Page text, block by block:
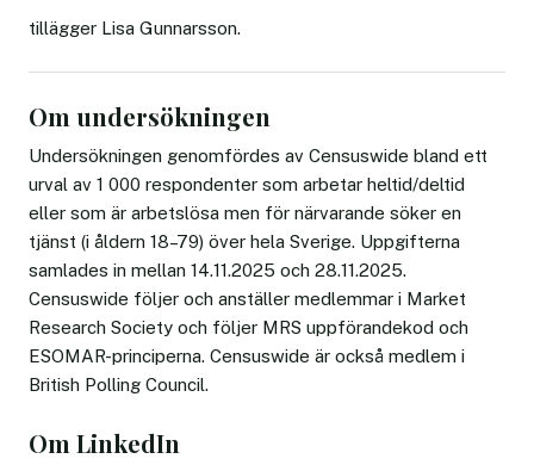
tillägger Lisa Gunnarsson.
Om undersökningen
Undersökningen genomfördes av Censuswide bland ett
urval av 1 000 respondenter som arbetar heltid/deltid
eller som är arbetslösa men för närvarande söker en
tjänst (i åldern 18–79) över hela Sverige. Uppgifterna
samlades in mellan 14.11.2025 och 28.11.2025.
Censuswide följer och anställer medlemmar i Market
Research Society och följer MRS uppförandekod och
ESOMAR-principerna. Censuswide är också medlem i
British Polling Council.
Om LinkedIn